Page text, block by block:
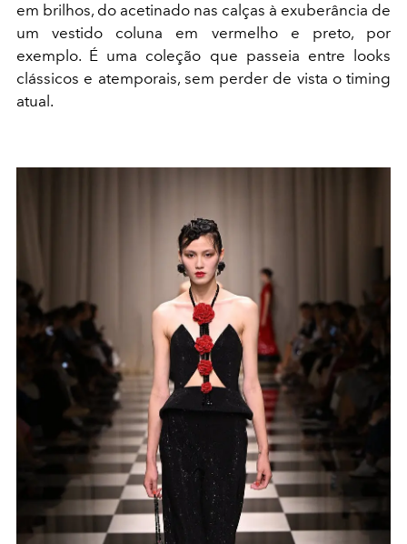
em brilhos, do acetinado nas calças à exuberância de
um vestido coluna em vermelho e preto, por
exemplo. É uma coleção que passeia entre looks
clássicos e atemporais, sem perder de vista o timing
atual.